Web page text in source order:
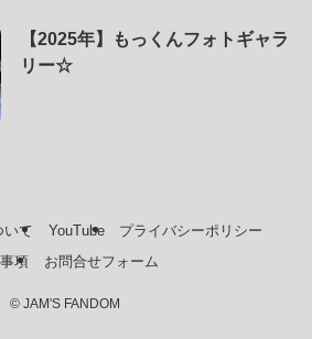
【2025年】もっくんフォトギャラ
リー☆
いて YouTube
プライバシーポリシー
項
お問合せフォーム
© JAM'S FANDOM